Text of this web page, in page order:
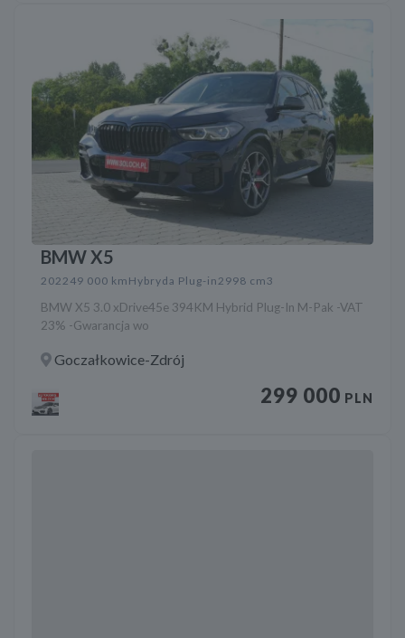
BMW X5
2022 49 000 km Hybryda Plug-in2998 cm3
BMW X5 3.0 xDrive45e 394KM Hybrid Plug-In M-Pak -VAT
23% -Gwarancja wo
Goczałkowice-Zdrój
299 000 PLN